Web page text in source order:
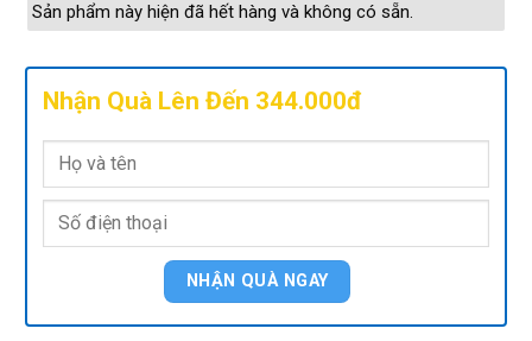
Sản phẩm này hiện đã hết hàng và không có sẵn.
Nhận Quà Lên Đến 344.000đ